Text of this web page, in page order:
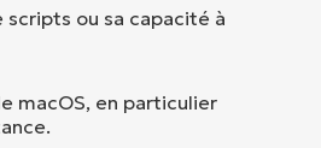
ou sa capacité à
macOS, en particulier